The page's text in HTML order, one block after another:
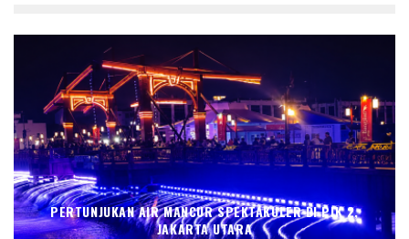
PERTUNJUKAN AIR MANCUR SPEKTAKULER DI PIK 2,
JAKARTA UTARA